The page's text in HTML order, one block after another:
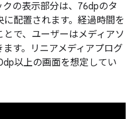
の表示部分は、76dpのタ
配置されます。経過時間を
で、ユーザーはメディアソ
す。リニアメディアプログ
以上の画面を想定してい